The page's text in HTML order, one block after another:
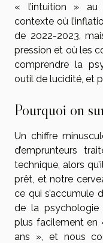
« l’intuition » au
contexte où
de 2022-2023,
pression et où les
comprendre la
outil de lucidité, et
Pourquoi on
Un chiffre
d’emprunteurs
technique, alors
prêt, et notre
ce qui s’accumule
de la psychologie
plus facilement en
ans », et nous